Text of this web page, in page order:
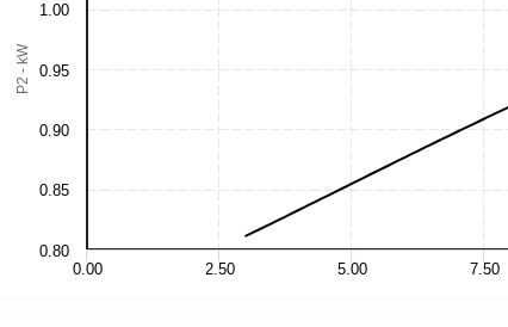
P2 - kW
0.00 2.50 5.00 7.50
0.80
0.85
0.90
0.95
1.00